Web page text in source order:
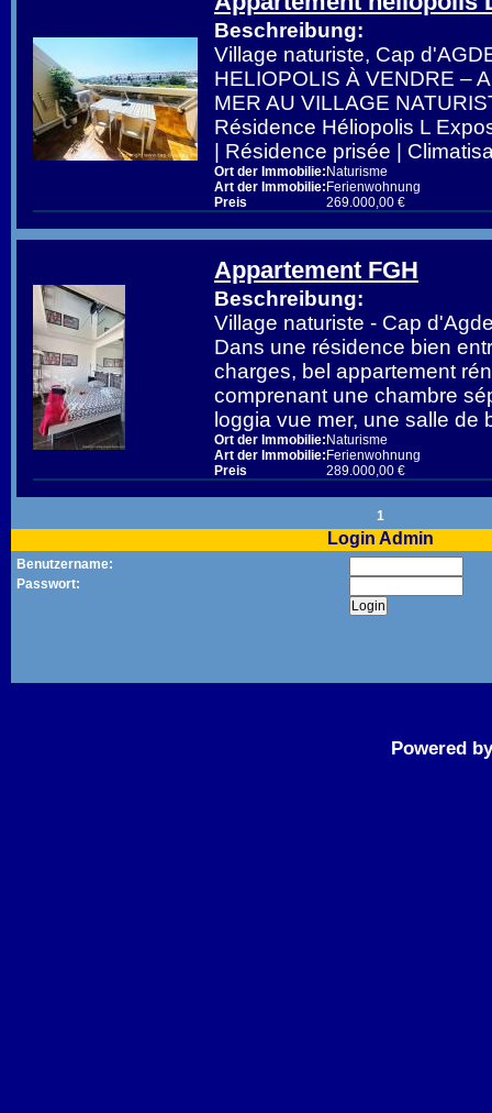
Beschreibung:
Village naturiste, Cap
HELIOPOLIS À VENDRE –
MER AU VILLAGE
Résidence Héliopolis L
| Résidence prisée |
Ort der Immobilie: Naturisme
Art der Immobilie: Ferienwohnung
Preis
269.000,00 €
Appartement FGH
Beschreibung:
Village naturiste - Cap
Dans une résidence bien
charges, bel appartement
comprenant une chambre
loggia vue mer, une salle de
Ort der Immobilie: Naturisme
Art der Immobilie: Ferienwohnung
Preis
289.000,00 €
1
Login Admin
Benutzername:
Passwort:
Powered